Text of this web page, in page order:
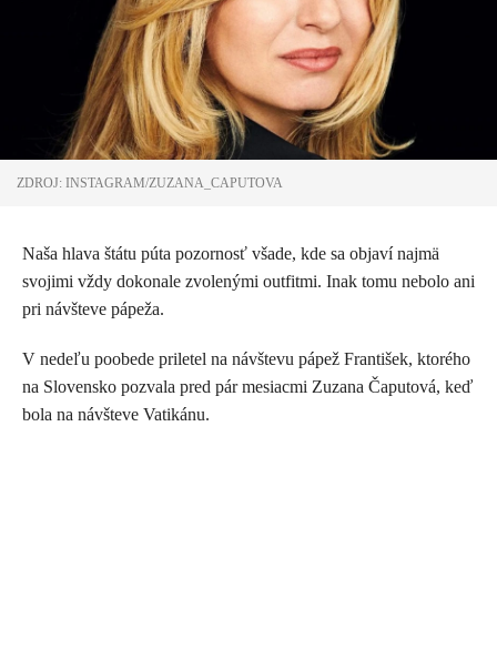
ZDROJ: INSTAGRAM/ZUZANA_CAPUTOVA
Naša hlava štátu púta pozornosť všade, kde sa objaví najmä
svojimi vždy dokonale zvolenými outfitmi. Inak tomu nebolo ani
pri návšteve pápeža.
V nedeľu poobede priletel na návštevu pápež František, ktorého
na Slovensko pozvala pred pár mesiacmi Zuzana Čaputová, keď
bola na návšteve Vatikánu.